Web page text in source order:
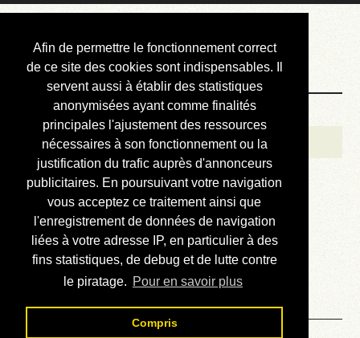
Afin de permettre le fonctionnement correct
de ce site des cookies sont indispensables. Il
servent aussi à établir des statistiques
anonymisées ayant comme finalités
principales l'ajustement des ressources
nécessaires à son fonctionnement ou la
justification du trafic auprès d'annonceurs
publicitaires. En poursuivant votre navigation
vous acceptez ce traitement ainsi que
l'enregistrement de données de navigation
liées à votre adresse IP, en particulier à des
fins statistiques, de debug et de lutte contre
le piratage. Pour en savoir plus
Compris
Courbis, « LE »
Blog Officiel
Bienvenue
Réalisations
Divers (et d’été)
Annonces
Liens externes
Téléchargement
Contact